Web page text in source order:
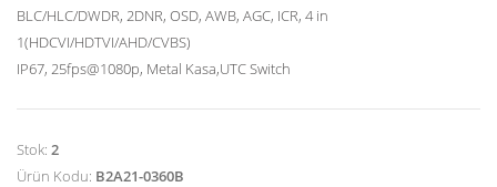
BLC/HLC/DWDR, 2DNR, OSD, AWB, AGC, ICR, 4 in
1(HDCVI/HDTVI/AHD/CVBS)
IP67, 25fps@1080p, Metal Kasa,UTC Switch
Stok: 2
Ürün Kodu: B2A21-0360B